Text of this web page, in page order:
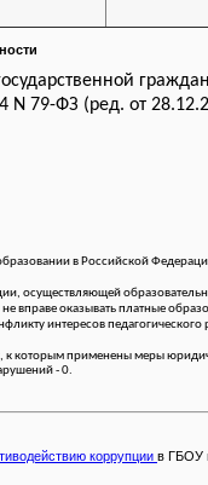
N 79-ФЗ (ред. от
в Российской
осуществляющей
вправе оказывать платные
интересов педагогического
к которым применены меры
- 0.
коррупции в ГБОУ